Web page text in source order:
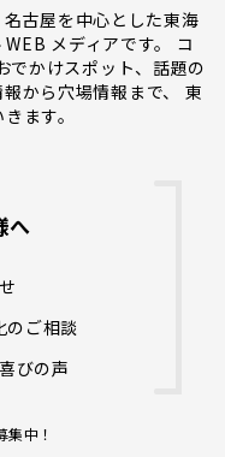
古屋を中心とした東海
メディアです。 コ
でかけスポット、話題の
から穴場情報まで、 東
ます。
へ
のご相談
びの声
中！